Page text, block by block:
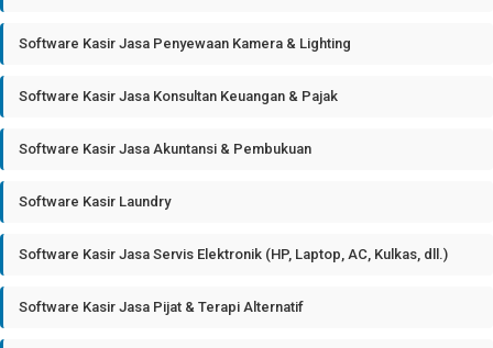
Software Kasir Jasa Penyewaan Kamera & Lighting
Software Kasir Jasa Konsultan Keuangan & Pajak
Software Kasir Jasa Akuntansi & Pembukuan
Software Kasir Laundry
Software Kasir Jasa Servis Elektronik (HP, Laptop, AC, Kulkas, dll.)
Software Kasir Jasa Pijat & Terapi Alternatif